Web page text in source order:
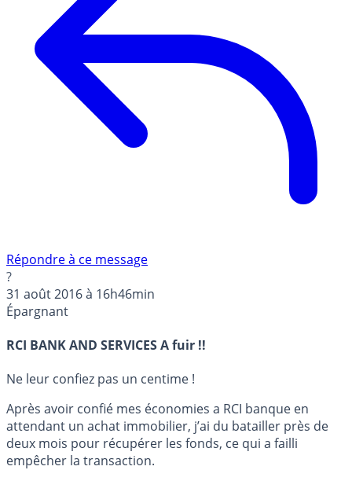
Répondre à ce message
?
31 août 2016 à 16h46min
Épargnant
RCI BANK AND SERVICES A fuir !!
Ne leur confiez pas un centime !
Après avoir confié mes économies a RCI banque en
attendant un achat immobilier, j’ai du batailler près de
deux mois pour récupérer les fonds, ce qui a failli
empêcher la transaction.